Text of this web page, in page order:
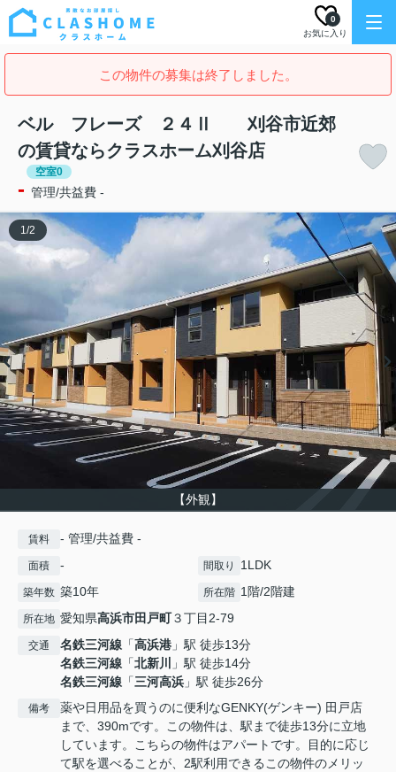
お気に入り
0
この物件の募集は終了しました。
ベル フレーズ ２４Ⅱ 刈谷市近郊
の賃貸ならクラスホーム刈谷店
空室0
- 管理/共益費 -
【外観】
1/2
賃料 - 管理/共益費 -
面積 - 間取り 1LDK
築年数 築10年 所在階 1階/2階建
所在地 愛知県高浜市田戸町３丁目2-79
交通 名鉄三河線 「高浜港 」駅 徒歩13分
名鉄三河線 「北新川
」駅 徒歩14分
名鉄三河線 「三河高浜 」駅 徒歩26分
備考
薬や日用品を買うのに便利なGENKY(ゲンキー) 田戸店
まで、390mです。この物件は、駅まで徒歩13分に立地
しています。こちらの物件はアパートです。目的に応じ
て駅を選べることが、2駅利用できるこの物件のメリッ